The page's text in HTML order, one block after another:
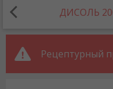
ДИСОЛЬ
Рецептурный